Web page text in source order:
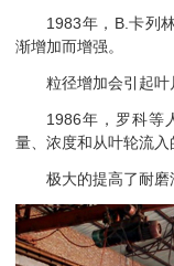
1983年，B.卡列
渐增加而增强。
粒径增加会引起叶
1986年，罗科等
量、浓度和从叶轮流入
极大的提高了耐